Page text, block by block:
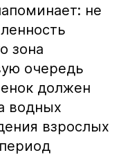
не
зона
очередь
должен
водных
взрослых